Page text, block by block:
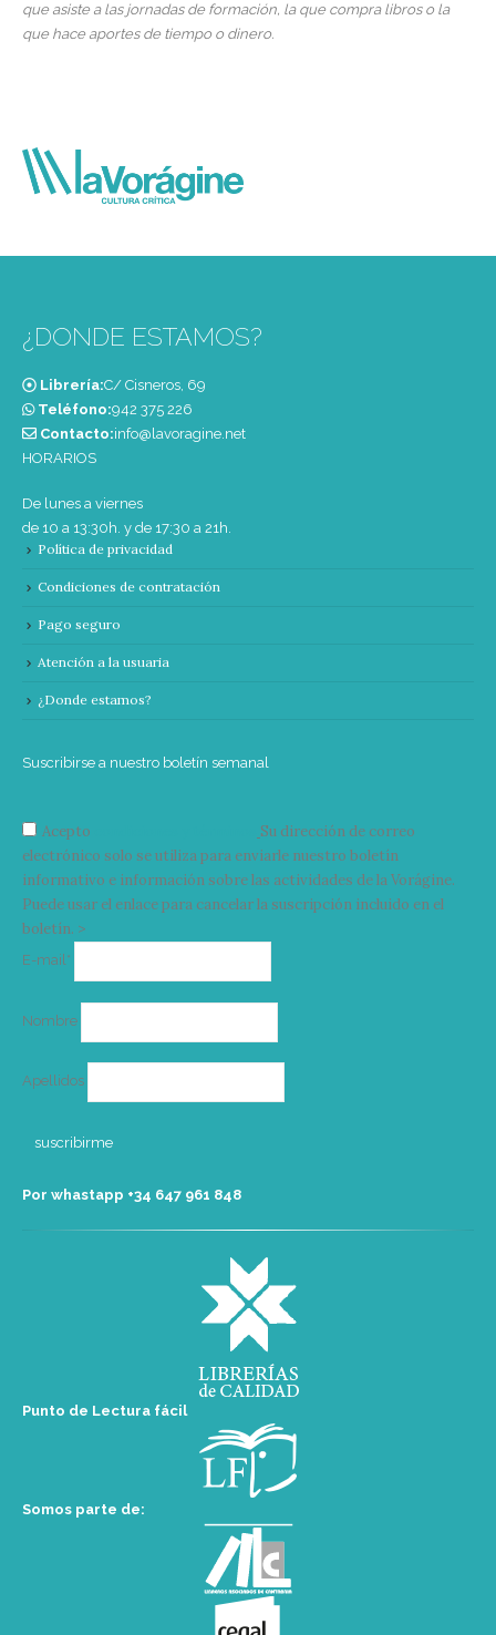
que asiste a las jornadas de formación, la que compra libros o la
que hace aportes de tiempo o dinero.
¿DONDE ESTAMOS?
Librería:C/ Cisneros, 69
Teléfono:‭942 375 226‬
Contacto:info@lavoragine.net
HORARIOS
De lunes a viernes
de 10 a 13:30h. y de 17:30 a 21h.
Política de privacidad
Condiciones de contratación
Pago seguro
Atención a la usuaria
¿Donde estamos?
Suscribirse a nuestro boletín semanal
Acepto
Su dirección de correo
electrónico solo se utiliza para enviarle nuestro boletín
informativo e información sobre las actividades de la Vorágine.
Puede usar el enlace para cancelar la suscripción incluido en el
boletín. >
E-mail*
Nombre
Apellidos
Por whastapp +34 ‭647 961 848‬
Punto de Lectura fácil
Somos parte de: